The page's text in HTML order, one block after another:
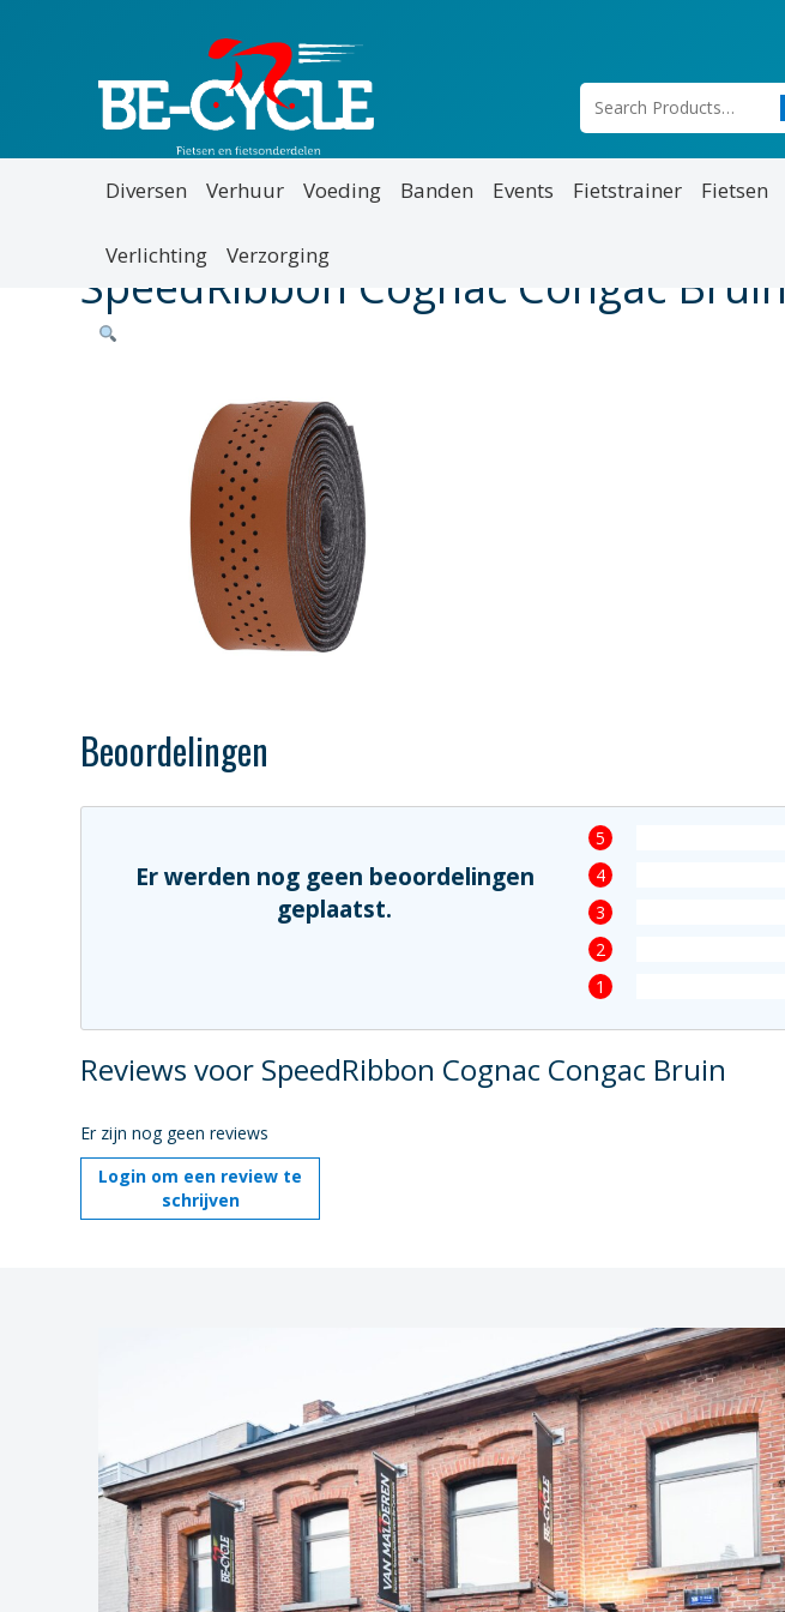
Diversen Verhuur Voeding Banden Events Fietstrainer Fietsen
Verlichting Verzorging
SpeedRibbon Cognac Congac Bruin
Beoordelingen
Er werden nog geen beoordelingen
geplaatst.
5
4
3
2
1
Reviews voor SpeedRibbon Cognac Congac Bruin
Er zijn nog geen reviews
Login om een review te
schrijven